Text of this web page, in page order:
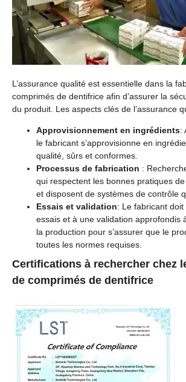
L’assurance qualité est essentielle dans la
comprimés de dentifrice afin d’assurer la
du produit. Les aspects clés de l’assurance
Approvisionnement en ingrédients:
le fabricant s’approvisionne en
qualité, sûrs et conformes.
Processus de fabrication :
qui respectent les bonnes pratiques
et disposent de systèmes de contrôle
Essais et validation: Le fabricant
essais et à une validation approfondis
la production pour s’assurer que le
toutes les normes requises.
Certifications à rechercher chez
de comprimés de dentifrice